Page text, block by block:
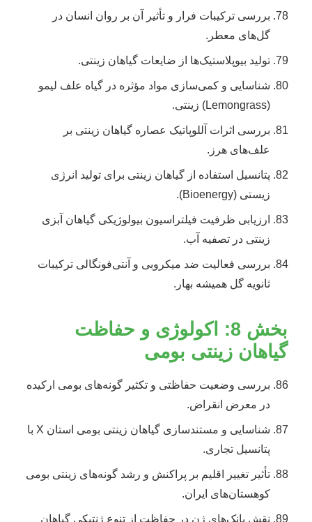
بررسی ترکیبات فرار و تأثیر آن بر روان انسان در
گل‌های معطر.
تولید بیوپلاستیک‌ها از ضایعات گیاهان زینتی.
شناسایی و کمی‌سازی مواد مؤثره در گیاه علف لیمو
(Lemongrass) زینتی.
بررسی اثرات آللوپاتیک عصاره گیاهان زینتی بر
علف‌های هرز.
پتانسیل استفاده از گیاهان زینتی برای تولید انرژی
زیستی (Bioenergy).
ارزیابی ظرفیت فیلتراسیون بیولوژیکی گیاهان آبزی
زینتی در تصفیه آب.
بررسی فعالیت ضد میکروبی و آنتی‌فونگالی ترکیبات
ثانویه گل همیشه بهار.
بخش 8: اکولوژی و حفاظت
گیاهان زینتی بومی
بررسی وضعیت حفاظتی و تکثیر گونه‌های بومی ارکیده
در معرض انقراض.
شناسایی و مستندسازی گیاهان زینتی بومی استان X با
پتانسیل تجاری.
تأثیر تغییر اقلیم بر پراکنش و رشد گونه‌های زینتی بومی
کوهستان‌های ایران.
نقش بانک‌های ژن در حفاظت از تنوع ژنتیکی گیاهان